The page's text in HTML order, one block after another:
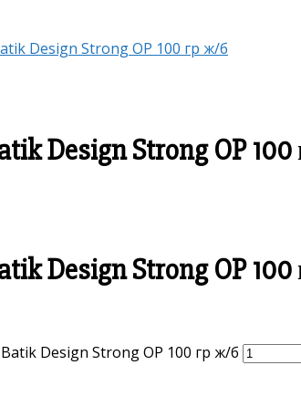
Design Strong OP 100 гр ж/б
Design Strong OP
Design Strong OP
Design Strong OP 100 гр ж/б